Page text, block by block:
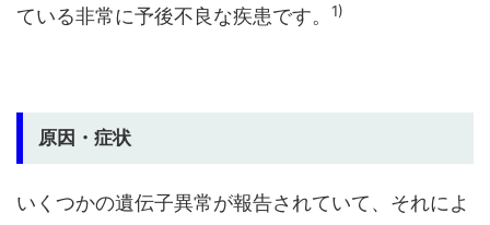
ている非常に予後不良な疾患です。
1)
原因・症状
いくつかの遺伝子異常が報告されていて、それによ